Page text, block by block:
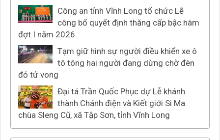
Công an tỉnh Vĩnh Long tổ chức Lễ
công bố quyết định thăng cấp bậc hàm
đợt I năm 2026
Tạm giữ hình sự người điều khiển xe ô
tô tông hai người đang dừng chờ đèn
đỏ tử vong
Đại tá Trần Quốc Phục dự Lễ khánh
thành Chánh điện và Kiết giới Si Ma
chùa Sleng Cũ, xã Tập Sơn, tỉnh Vĩnh Long